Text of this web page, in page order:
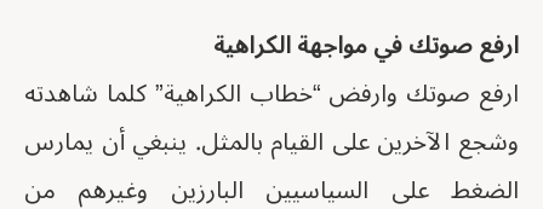
ارفع صوتك في مواجهة الكراهية
ارفع صوتك وارفض “خطاب الكراهية” كلما شاهدته
وشجع الآخرين على القيام بالمثل. ينبغي أن يمارس
الضغط على السياسيين البارزين وغيرهم من